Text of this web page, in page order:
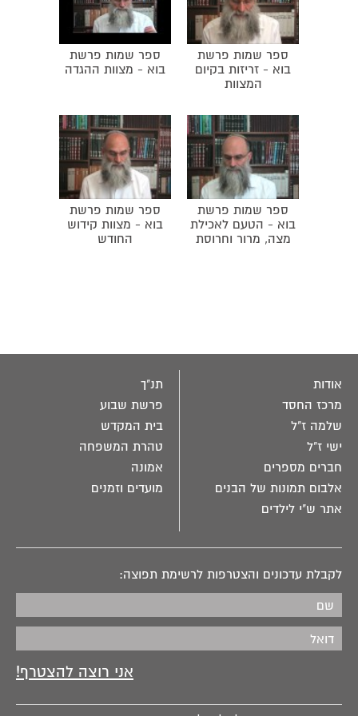
ספר שמות פרשת
בוא - זריזות בקיום
המצוות
ספר שמות פרשת
בוא - מצוות ההגדה
ספר שמות פרשת
בוא - הטעם לאכילת
מצה, מרור וחרוסת
ספר שמות פרשת
בוא - מצוות קידוש
החודש
אודות
מרכז החסד
שלמה ז"ל
ישי ז"ל
חברים מספרים
אלבום תמונות של הבנים
אתר ש"י לילדים
תנ"ך
פרשת שבוע
בית המקדש
טהרת המשפחה
אמונה
מועדים וזמנים
לקבלת עדכונים והצטרפות לרשימת תפוצה: